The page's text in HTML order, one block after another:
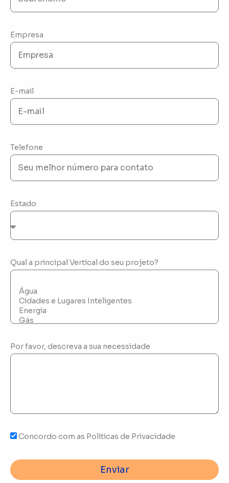
Empresa
E-mail
Telefone
Estado
Qual a principal Vertical do seu projeto?
Por favor, descreva a sua necessidade
Concordo com as Políticas de Privacidade
Enviar